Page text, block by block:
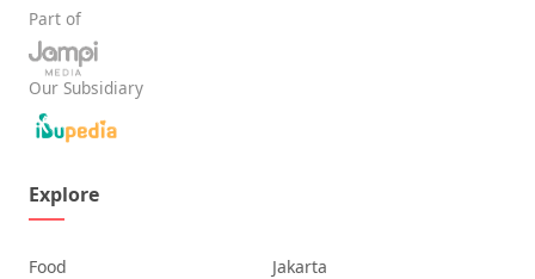
Part of
Our Subsidiary
Explore
Food Jakarta